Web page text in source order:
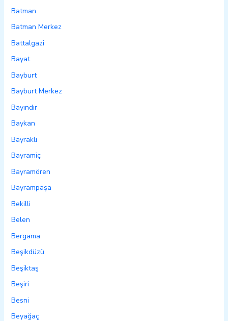
Batman
Batman Merkez
Battalgazi
Bayat
Bayburt
Bayburt Merkez
Bayındır
Baykan
Bayraklı
Bayramiç
Bayramören
Bayrampaşa
Bekilli
Belen
Bergama
Beşikdüzü
Beşiktaş
Beşiri
Besni
Beyağaç